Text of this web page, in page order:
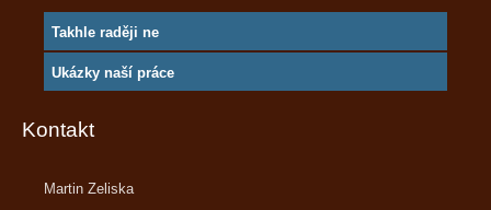
Takhle raději ne
Ukázky naší práce
Kontakt
Martin Zeliska